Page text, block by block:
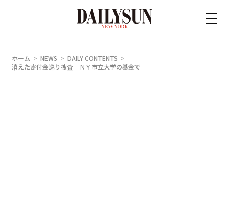
ホーム NEWS
DAILY CONTENTS
消えた寄付金巡り捜査 ＮＹ市立大学の基金で